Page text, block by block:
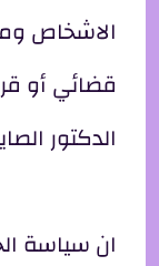
الاشخاص
قضائي أو
الدكتور
ان سياسة